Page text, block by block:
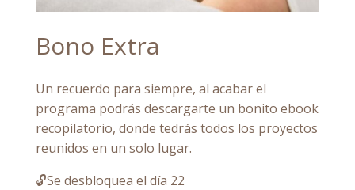
Bono Extra
Un recuerdo para siempre, al acabar el
programa podrás descargarte un bonito ebook
recopilatorio, donde tedrás todos los proyectos
reunidos en un solo lugar.
🔓Se desbloquea el día 22